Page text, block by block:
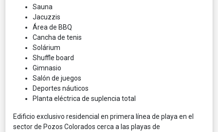
Sauna
Jacuzzis
Área de BBQ
Cancha de tenis
Solárium
Shuffle board
Gimnasio
Salón de juegos
Deportes náuticos
Planta eléctrica de suplencia total
Edificio exclusivo residencial en primera línea de playa en el
sector de Pozos Colorados cerca a las playas de